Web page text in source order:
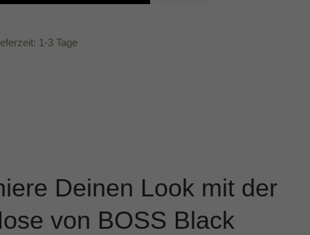
1-3 Tage
Deinen Look mit der
von BOSS Black